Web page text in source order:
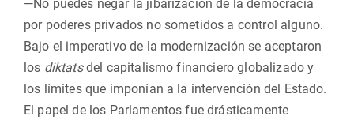
—No puedes negar la jibarización de la democracia
por poderes privados no sometidos a control alguno.
Bajo el imperativo de la modernización se aceptaron
los diktatsdel capitalismo financiero globalizado y
los límites que imponían a la intervención del Estado.
El papel de los Parlamentos fue drásticamente